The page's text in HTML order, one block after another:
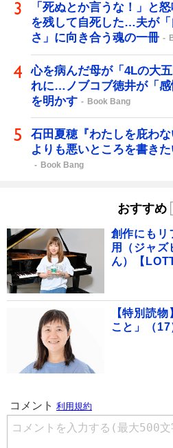
「死ぬとか言うな！」と
を残して自死した…夫が
さ」に向き合う魂の一冊
心を病んだ母が「4Lの大
れに…ノブコブ徳井が「
を明かす
Book Bang
石田夏穂『わたしを庇わ
よりも悪いところを書きた
Book Bang
おすすめ
創作にもリ
用（ジャ
ん）【
【特別読
こと」（